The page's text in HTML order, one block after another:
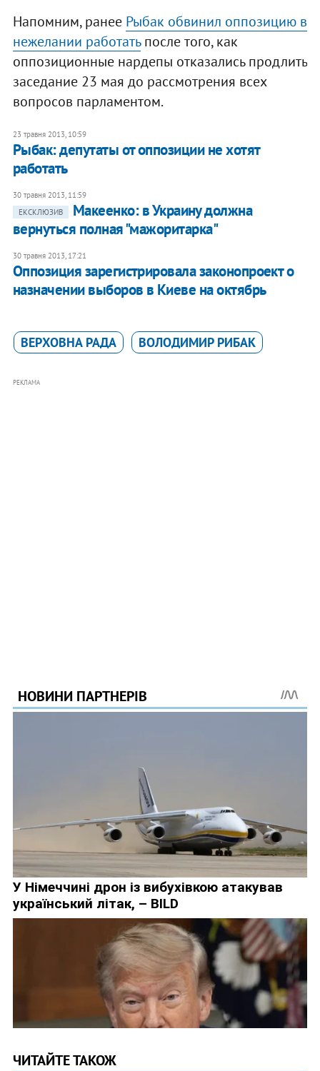
Напомним, ранее Рыбак обвинил оппозицию в
нежелании работатьпосле того, как
оппозиционные нардепы отказались продлить
заседание 23 мая до рассмотрения всех
вопросов парламентом.
23 травня 2013, 10:59
Рыбак: депутаты от оппозиции не хотят
работать
30 травня 2013, 11:59
ЕКСКЛЮЗИВ
Макеенко: в Украину должна
вернуться полная "мажоритарка"
30 травня 2013, 17:21
Оппозиция зарегистрировала законопроект о
назначении выборов в Киеве на октябрь
ВЕРХОВНА РАДА ВОЛОДИМИР РИБАК
РЕКЛАМА
ЧИТАЙТЕ ТАКОЖ